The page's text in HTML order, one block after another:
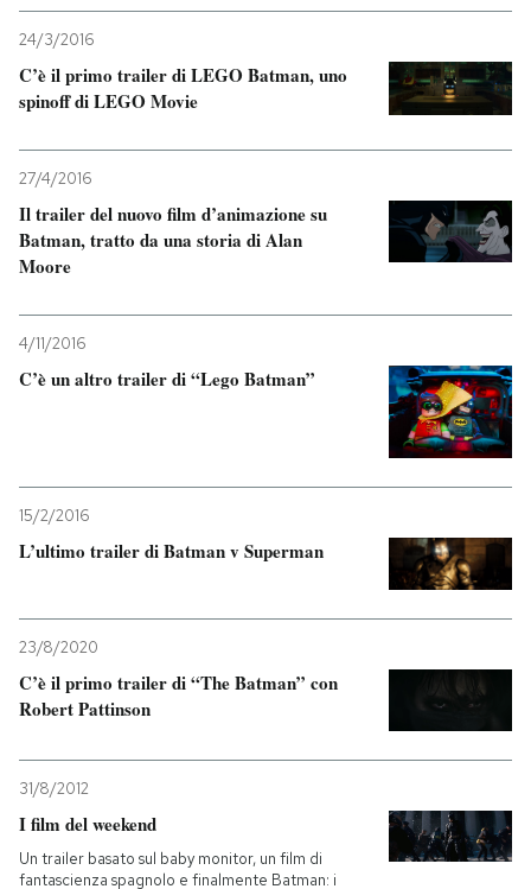
24/3/2016
C’è il primo trailer di LEGO Batman, uno
spinoff di LEGO Movie
27/4/2016
Il trailer del nuovo film d’animazione su
Batman, tratto da una storia di Alan
Moore
4/11/2016
C’è un altro trailer di “Lego Batman”
15/2/2016
L’ultimo trailer di Batman v Superman
23/8/2020
C’è il primo trailer di “The Batman” con
Robert Pattinson
31/8/2012
I film del weekend
Un trailer basato sul baby monitor, un film di
fantascienza spagnolo e finalmente Batman: i